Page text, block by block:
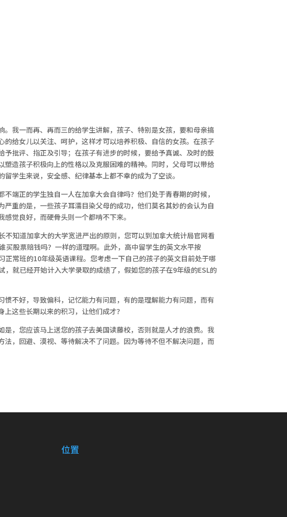
我一而再、再而三的给学生讲解，孩子、特别是女孩，要和母亲搞
给女儿以关注、呵护，这样才可以培养积极、自信的女孩。在孩子
批评、指正及引导；在孩子有进步的时候，要给予真诚、及时的鼓
造孩子积极向上的性格以及克服困难的精神。同时，父母可以带给
学生来说，安全感、纪律基本上都不幸的成为了空谈。
端正的学生独自一人在加拿大会自律吗？他们处于青春期的时候，
重的是，一些孩子耳濡目染父母的成功，他们莫名其妙的会认为自
觉良好，而硬骨头则一个都啃不下来。
知道加拿大的大学宽进严出的原则，您可以到加拿大统计局官网看
股票赔钱吗？一样的道理啊。此外，高中留学生的英文水平按
正常班的10年级英语课程。您考虑一下自己的孩子的英文目前处于哪
就已经开始计入大学录取的成绩了，假如您的孩子在9年级的ESL的
不好，导致偏科，记忆能力有问题，有的是理解能力有问题，而有
这些长期以来的积习，让他们成才？
，您应该马上送您的孩子去美国读藤校，否则就是人才的浪费。我
，回避、漠视、等待解决不了问题。因为等待不但不解决问题，而
位置